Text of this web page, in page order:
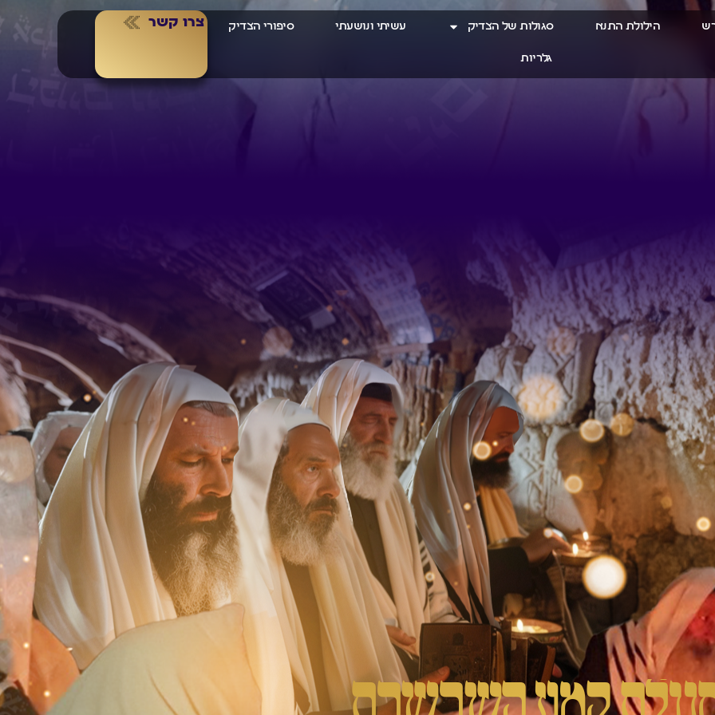
הילולת התנא סגולות של הצדיק עשיתי ונושעתי סיפורי הצדיק
גלריות
צרו קשר